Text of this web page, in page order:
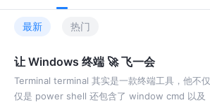
最新 热门
让 Windows 终端 🚀 飞一会
Terminal terminal 其实是一款终端工具，他不仅
仅是 power shell 还包含了 window cmd 以及